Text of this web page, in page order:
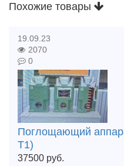
Похожие товары
19.09.23
2070
0
Поглощающий
Т1)
37500 руб.